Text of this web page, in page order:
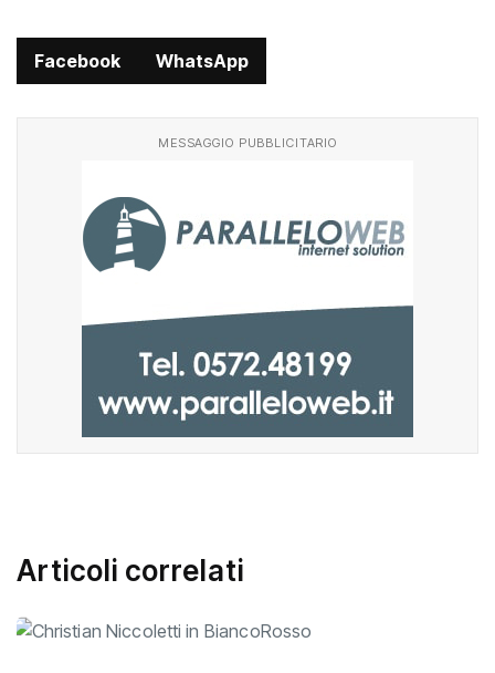
Facebook WhatsApp
MESSAGGIO PUBBLICITARIO
Articoli correlati